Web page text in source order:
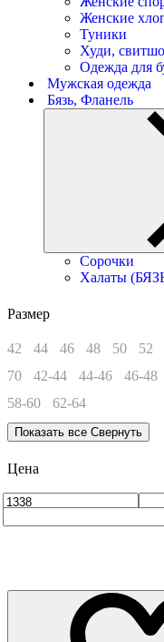
Женские
Туники
Худи,
Одежда для
Мужская одежда
Бязь, Фланель
Сорочки
Халаты
Размер
42 44 46 48 50 52
70
42-44 44-46 46-48
58-60
62-64
Показать все Свернуть
Цена